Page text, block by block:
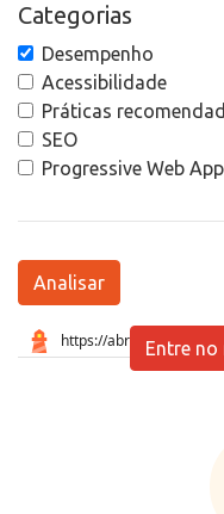
Categorias
Desempenho
Acessibilidade
Práticas
SEO
Progressive Web App
Analisar
Entre